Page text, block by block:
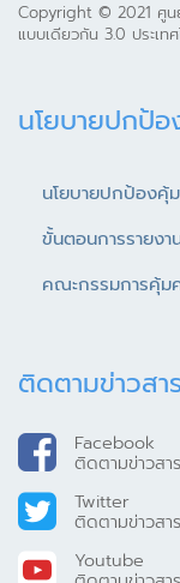
Copyright © 2021 ศูน
แบบเดียวกัน 3.0 ประเท
นโยบายปกป้
นโยบายปกป้องคุ้
ขั้นตอนการรายงา
คณะกรรมการคุ้ม
ติดตามข่าวสา
Facebook
ติดตามข่าวสาร
Twitter
ติดตามข่าวสาร
Youtube